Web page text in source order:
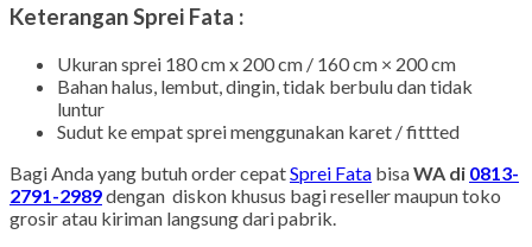
Keterangan Sprei Fata :
Ukuran sprei 180 cm x 200 cm / 160 cm × 200 cm
Bahan halus, lembut, dingin, tidak berbulu dan tidak
luntur
Sudut ke empat sprei menggunakan karet / fittted
Bagi Anda yang butuh order cepatSprei Fata bisaWA di 0813-
2791-2989dengan diskon khusus bagi reseller maupun toko
grosir atau kiriman langsung dari pabrik.